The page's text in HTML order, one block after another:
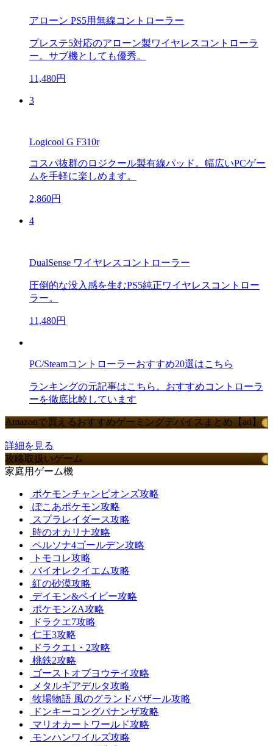
アローン PS5用無線コントローラー
プレステ5対応のアローン製ワイヤレスコントローラ
ー。サブ機としても優秀。
11,480円
3
Logicool G F310r
コスパ抜群のロジクール製有線パッド。幅広いPCゲー
ムを手軽に楽しめます。
2,860円
4
DualSense ワイヤレスコントローラー
圧倒的な没入感を生むPS5純正ワイヤレスコントロー
ラー。
11,480円
PC/Steamコントローラーおすすめ20選はこちら
ランキングの元記事はこちら。おすすめコントローラ
ーを徹底比較しています
Amazonで買えるおすすめゲーミングデバイスまとめ【ad】
詳細を見る
攻略取扱いゲーム
家庭用ゲーム機
ポケモンチャンピオンズ攻略
ぽこあポケモン攻略
スプラレイダース攻略
時のオカリナ攻略
ペルソナ4ゴールデン攻略
トモコレ攻略
バイオレクイエム攻略
紅の砂漠攻略
デイモン&ベイビー攻略
ポケモンZA攻略
ドラクエ7攻略
仁王3攻略
ドラクエ1・2攻略
桃鉄2攻略
ゴーストオブヨウテイ攻略
メタルギアデルタ攻略
牧場物語 風のグランドバザール攻略
ドンキーコングバナンザ攻略
マリオカートワールド攻略
モンハンワイルズ攻略